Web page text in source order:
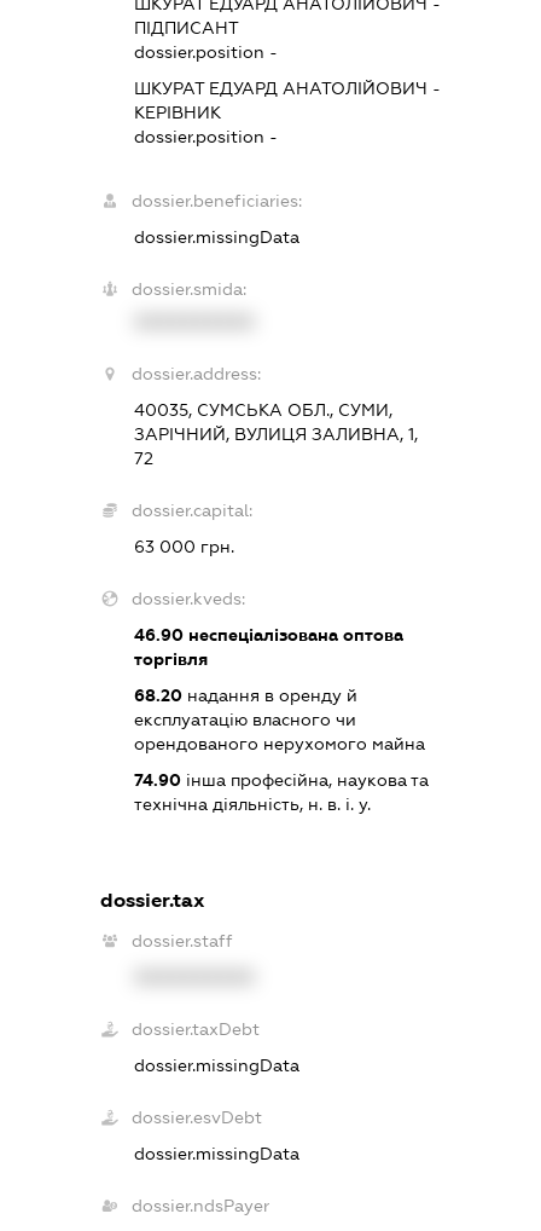
ПІДПИСАНТ
dossier.position -
ШКУРАТ ЕДУАРД АНАТОЛІЙОВИЧ -
КЕРІВНИК
dossier.position -
dossier.beneficiaries:
dossier.missingData
dossier.smida:
dossier.address:
40035, СУМСЬКА ОБЛ., СУМИ,
ЗАРІЧНИЙ, ВУЛИЦЯ ЗАЛИВНА, 1,
72
dossier.capital:
63 000 грн.
dossier.kveds:
46.90неспеціалізована оптова
торгівля
68.20надання в оренду й
експлуатацію власного чи
орендованого нерухомого майна
74.90інша професійна, наукова та
технічна діяльність, н. в. і. у.
dossier.tax
dossier.staff
dossier.taxDebt
dossier.missingData
dossier.esvDebt
dossier.missingData
dossier.ndsPayer